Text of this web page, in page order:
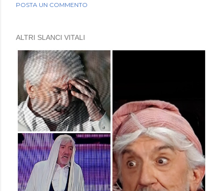
POSTA UN COMMENTO
ALTRI SLANCI VITALI